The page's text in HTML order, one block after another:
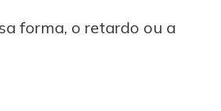
forma, o retardo ou a